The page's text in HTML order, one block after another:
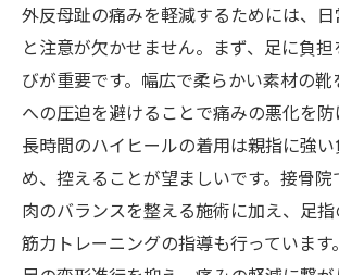
外反母趾の痛みを軽減するためには、
と注意が欠かせません。まず、足に負
びが重要です。幅広で柔らかい素材の
への圧迫を避けることで痛みの悪化を防
長時間のハイヒールの着用は親指に強
め、控えることが望ましいです。接骨
肉のバランスを整える施術に加え、足
筋力トレーニングの指導も行っています